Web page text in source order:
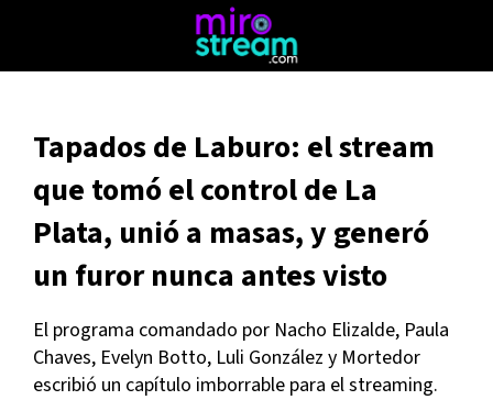
Tapados de Laburo: el stream
que tomó el control de La
Plata, unió a masas, y generó
un furor nunca antes visto
El programa comandado por Nacho Elizalde, Paula
Chaves, Evelyn Botto, Luli González y Mortedor
escribió un capítulo imborrable para el streaming.